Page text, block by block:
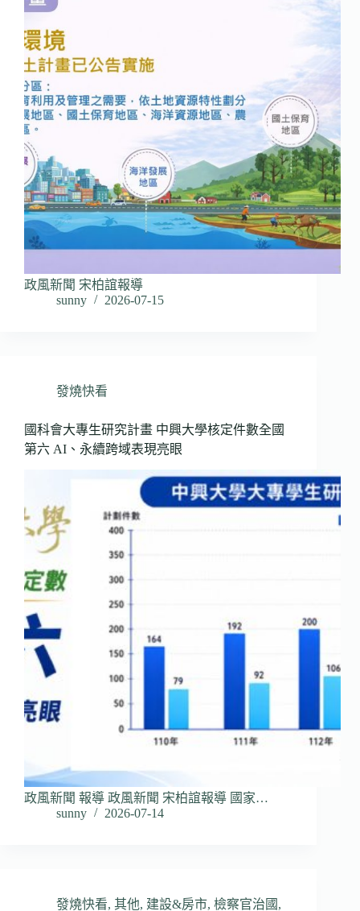
政風新聞 宋柏誼報導
sunny
2026-07-15
發燒快看
國科會大專生研究計畫 中興大學核定件數全國
第六 AI、永續跨域表現亮眼
政風新聞 報導 政風新聞 宋柏誼報導 國家…
sunny
2026-07-14
發燒快看, 其他, 建設&房市, 檢察官治國 ,